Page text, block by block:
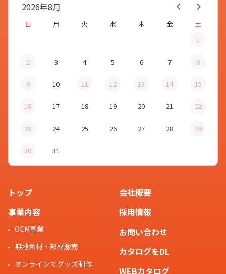
8月
2026年
日 月 火 水 木 金
土
1
2 3 4 5 6 7 8
9 10 11 12 13 14 15
16 17 18 19 20 21 22
23 24 25 26 27 28 29
30 31
トップ
事業内容
OEM事業
無地素材・部材販売
オンラインでグッズ制作
会社概要
採用情報
お問い合わせ
カタログをDL
WEBカタログ